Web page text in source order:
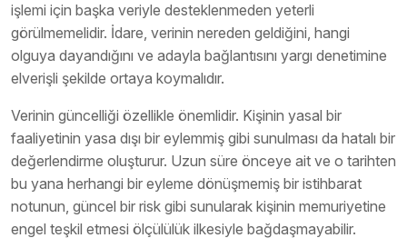
işlemi için başka veriyle desteklenmeden yeterli
görülmemelidir. İdare, verinin nereden geldiğini, hangi
olguya dayandığını ve adayla bağlantısını yargı denetimine
elverişli şekilde ortaya koymalıdır.
Verinin güncelliği özellikle önemlidir. Kişinin yasal bir
faaliyetinin yasa dışı bir eylemmiş gibi sunulması da hatalı bir
değerlendirme oluşturur. Uzun süre önceye ait ve o tarihten
bu yana herhangi bir eyleme dönüşmemiş bir istihbarat
notunun, güncel bir risk gibi sunularak kişinin memuriyetine
engel teşkil etmesi ölçülülük ilkesiyle bağdaşmayabilir.